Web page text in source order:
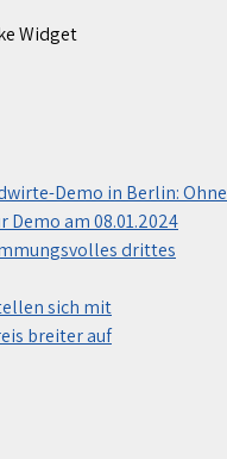
Demo in Berlin: Ohne
Demo am 08.01.2024
drittes
sich mit
breiter auf